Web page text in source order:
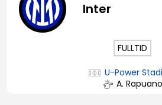
Inter
FULLTID
U-Power
A. Rapuano